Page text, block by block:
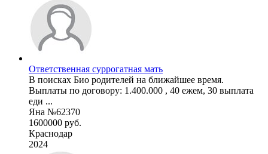
Ответственная суррогатная мать
В поисках Био родителей на ближайшее время.
Выплаты по договору: 1.400.000 , 40 ежем, 30 выплата
еди ...
Яна №62370
1600000 руб.
Краснодар
2024